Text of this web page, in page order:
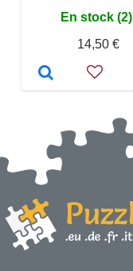
En stock (2)
14,50 €